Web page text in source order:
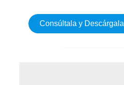
Consúltala y Descárgala